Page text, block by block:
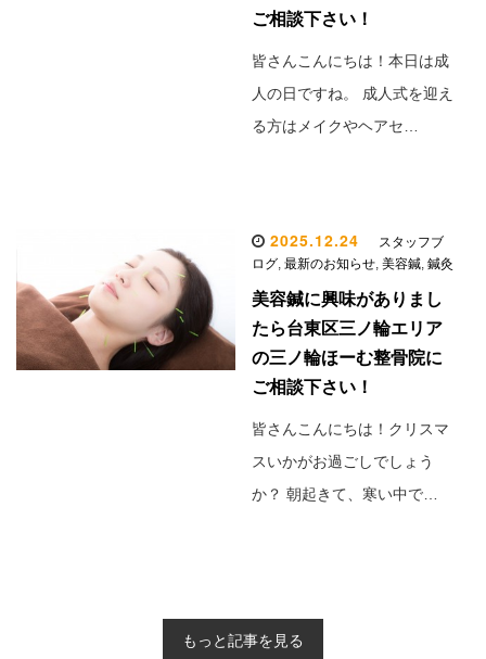
ご相談下さい！
皆さんこんにちは！本日は成
人の日ですね。 成人式を迎え
る方はメイクやヘアセ…
2025.12.24
スタッフブ
ログ, 最新のお知らせ, 美容鍼, 鍼灸
美容鍼に興味がありまし
たら台東区三ノ輪エリア
の三ノ輪ほーむ整骨院に
ご相談下さい！
皆さんこんにちは！クリスマ
スいかがお過ごしでしょう
か？ 朝起きて、寒い中で…
もっと記事を見る